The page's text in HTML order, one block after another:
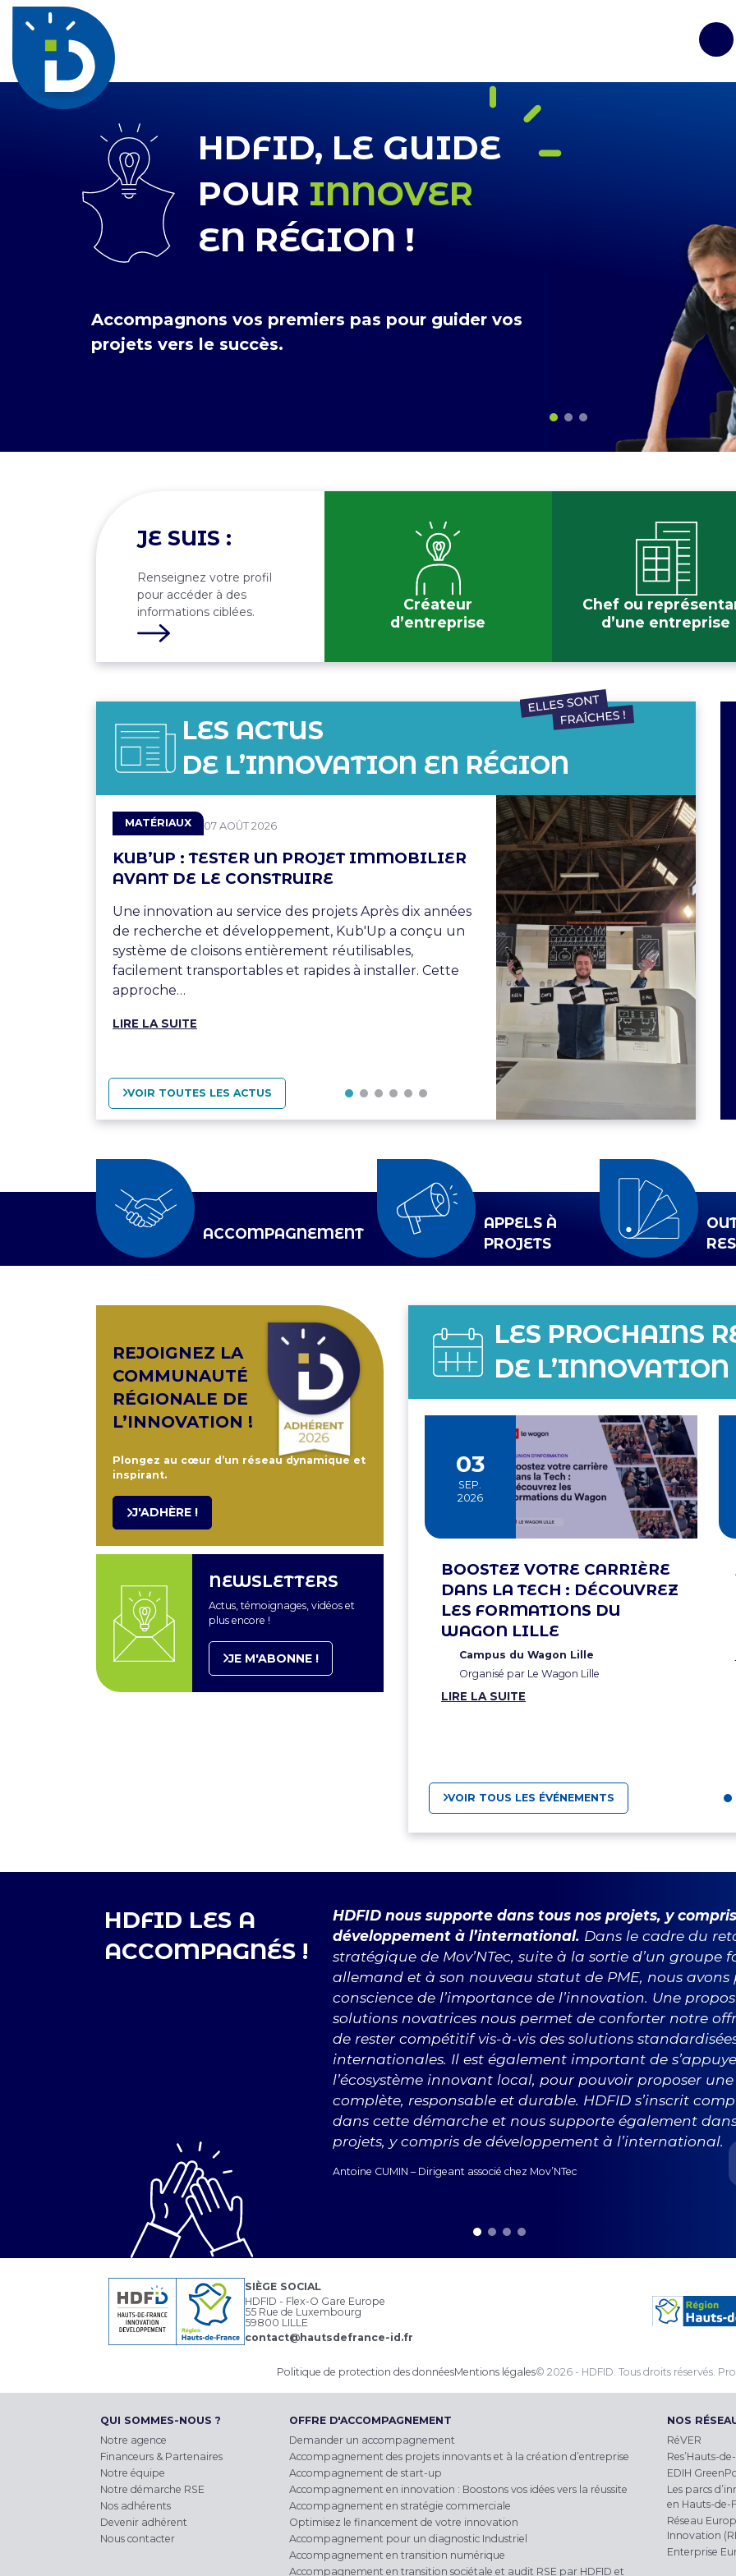
HDFID, LE GUIDE
POUR INNOVER
EN RÉGION !
Accompagnons vos premiers pas pour guider vos
projets vers le succès.
JE SUIS :
Renseignez votre profil
pour accéder à des
informations ciblées.
Créateur
d’entreprise
Chef ou
d’une entreprise
LES ACTUS
DE L’INNOVATION EN RÉGION
KUB’UP : TESTER UN PROJET IMMOBILIER
AVANT DE LE CONSTRUIRE
PUBLIÉ LE
07 AOÛT 2026
THÉMATIQUE
MATÉRIAUX
Une innovation au service des projets Après dix années
de recherche et développement, Kub'Up a conçu un
système de cloisons entièrement réutilisables,
facilement transportables et rapides à installer. Cette
approche…
LIRE LA SUITE
VOIR TOUTES LES ACTUS
ACCOMPAGNEMENT
APPELS À
PROJETS
LES PROCHAINS
DE L’INNOVATION
03
SEP.
2026
BOOSTEZ VOTRE CARRIÈRE
DANS LA TECH : DÉCOUVREZ
LES FORMATIONS DU
WAGON LILLE
Campus du Wagon Lille
Organisé par Le Wagon Lille
LIRE LA SUITE
VOIR TOUS LES ÉVÉNEMENTS
REJOIGNEZ LA
COMMUNAUTÉ
RÉGIONALE DE
L’INNOVATION !
Plongez au cœur d’un réseau dynamique et
inspirant.
J'ADHÈRE !
NEWSLETTERS
Actus, témoignages, vidéos et
plus encore !
JE M'ABONNE !
HDFID LES A
ACCOMPAGNÉS !
HDFID nous supporte dans tous nos projets, y
développement à l’international. Dans le cadre du
stratégique de Mov’NTec, suite à la sortie d’un groupe
allemand et à son nouveau statut de PME, nous avons
conscience de l’importance de l’innovation. Une
solutions novatrices nous permet de conforter notre
de rester compétitif vis-à-vis des solutions
internationales. Il est également important de
l’écosystème innovant local, pour pouvoir proposer
complète, responsable et durable. HDFID s’inscrit
dans cette démarche et nous supporte également
projets, y compris de développement à l’international.
Antoine CUMIN – Dirigeant associé chez Mov’NTec
SIÈGE SOCIAL
HDFID - Flex-O Gare Europe
55 Rue de Luxembourg
59800 LILLE
contact@hautsdefrance-id.fr
Politique de protection des donnéesMentions légales© 2026 - HDFID. Tous droits réservés.
QUI SOMMES-NOUS ?
Notre agence
Financeurs & Partenaires
Notre équipe
Notre démarche RSE
Nos adhérents
Devenir adhérent
Nous contacter
OFFRE D'ACCOMPAGNEMENT
Demander un accompagnement
Accompagnement des projets innovants et à la création d’entreprise
Accompagnement de start-up
Accompagnement en innovation : Boostons vos idées vers la réussite
Accompagnement en stratégie commerciale
Optimisez le financement de votre innovation
Accompagnement pour un diagnostic Industriel
Accompagnement en transition numérique
Accompagnement en transition sociétale et audit RSE par HDFID et
NOS
RéVER
Res’Hauts-
EDIH
Les parcs
en Hauts-de-
Réseau
Innovation
Enterprise